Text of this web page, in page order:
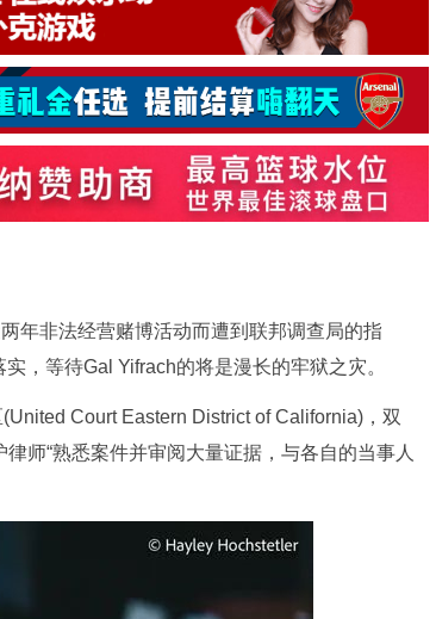
年非法经营赌博活动而遭到联邦调查局的指
，等待Gal Yifrach的将是漫长的牢狱之灾。
Court Eastern District of California)，双
师“熟悉案件并审阅大量证据，与各自的当事人